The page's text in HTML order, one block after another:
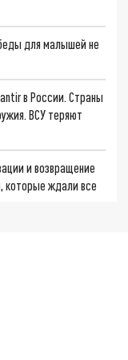
для малышей не
в России. Страны
ВСУ теряют
и возвращение
которые ждали все